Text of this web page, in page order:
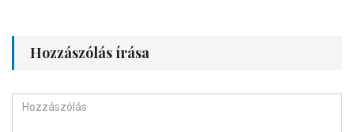
Hozzászólás írása